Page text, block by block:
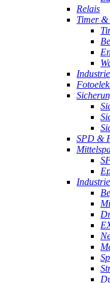
Relais
Timer
SPD &